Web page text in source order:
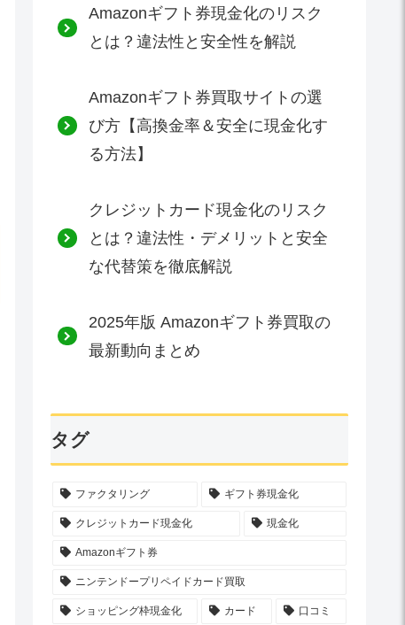
Amazonギフト券現金化のリスク
とは？違法性と安全性を解説
Amazonギフト券買取サイトの選
び方【高換金率＆安全に現金化す
る方法】
クレジットカード現金化のリスク
とは？違法性・デメリットと安全
な代替策を徹底解説
2025年版 Amazonギフト券買取の
最新動向まとめ
タグ
ファクタリング ギフト券現金化
クレジットカード現金化 現金化
Amazonギフト券
ニンテンドープリペイドカード買取
ショッピング枠現金化 カード 口コミ